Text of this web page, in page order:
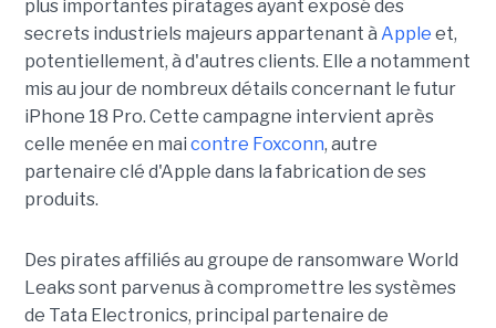
plus importantes piratages ayant exposé des
secrets industriels majeurs appartenant à Apple et,
potentiellement, à d'autres clients. Elle a notamment
mis au jour de nombreux détails concernant le futur
iPhone 18 Pro. Cette campagne intervient après
celle menée en mai contre Foxconn, autre
partenaire clé d'Apple dans la fabrication de ses
produits.
Des pirates affiliés au groupe de ransomware World
Leaks sont parvenus à compromettre les systèmes
de Tata Electronics, principal partenaire de